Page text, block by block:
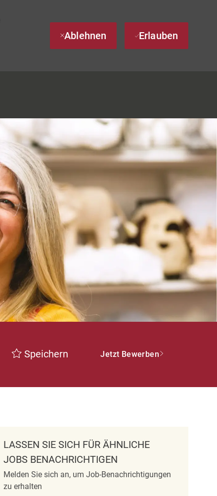
Ablehnen Erlauben
Speichern Jetzt Bewerben
LASSEN SIE SICH FÜR ÄHNLICHE
JOBS BENACHRICHTIGEN
Melden Sie sich an, um Job-Benachrichtigungen
zu erhalten